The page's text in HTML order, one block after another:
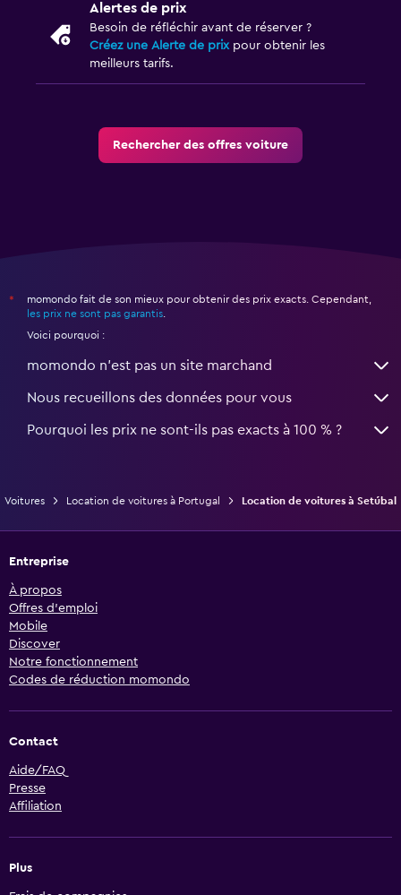
Alertes de prix
Besoin de réfléchir avant de réserver ?
Créez une Alerte de prixpour obtenir les
meilleurs tarifs.
Rechercher des offres voiture
*
momondo fait de son mieux pour obtenir des prix exacts. Cependant,
les prix ne sont pas garantis
Voici pourquoi :
momondo n'est pas un site marchand
Nous recueillons des données pour vous
Pourquoi les prix ne sont-ils pas exacts à 100 % ?
Voitures Location de voitures à Portugal Location de voitures à Setúbal
Entreprise
À propos
Offres d’emploi
Mobile
Discover
Notre fonctionnement
Codes de réduction momondo
Contact
Aide/FAQ
Presse
Affiliation
Plus